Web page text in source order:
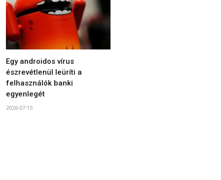
Egy androidos vírus
észrevétlenül leüríti a
felhasználók banki
egyenlegét
2026-07-15